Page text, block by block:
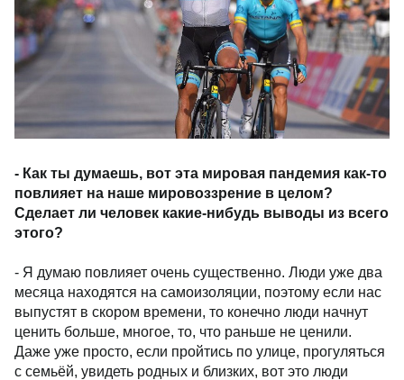
- Как ты думаешь, вот эта мировая пандемия как-то
повлияет на наше мировоззрение в целом?
Сделает ли человек какие-нибудь выводы из всего
этого?
- Я думаю повлияет очень существенно. Люди уже два
месяца находятся на самоизоляции, поэтому если нас
выпустят в скором времени, то конечно люди начнут
ценить больше, многое, то, что раньше не ценили.
Даже уже просто, если пройтись по улице, прогуляться
с семьёй, увидеть родных и близких, вот это люди